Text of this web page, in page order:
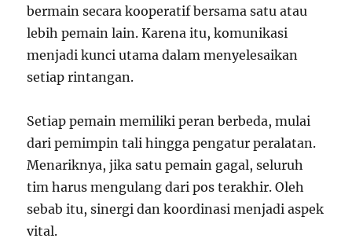
bermain secara kooperatif bersama satu atau
lebih pemain lain. Karena itu, komunikasi
menjadi kunci utama dalam menyelesaikan
setiap rintangan.
Setiap pemain memiliki peran berbeda, mulai
dari pemimpin tali hingga pengatur peralatan.
Menariknya, jika satu pemain gagal, seluruh
tim harus mengulang dari pos terakhir. Oleh
sebab itu, sinergi dan koordinasi menjadi aspek
vital.